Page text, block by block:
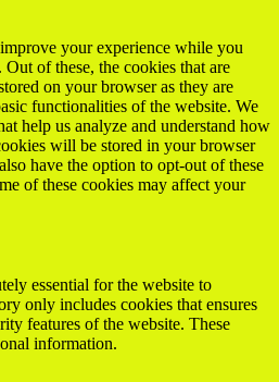
your experience while you
of these, the cookies that are
on your browser as they are
functionalities of the website. We
help us analyze and understand how
will be stored in your browser
have the option to opt-out of these
of these cookies may affect your
essential for the website to
only includes cookies that ensures
features of the website. These
information.